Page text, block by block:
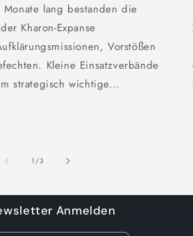
Monate lang bestanden die
Kharon-Expanse
Vorstößen
Kleine Einsatzverbände
strategisch wichtige...
1/von
3
Anmelden